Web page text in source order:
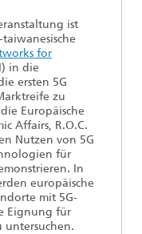
ist
for
in die
ersten 5G
zu
Europäische
Affairs, R.O.C.
Nutzen von 5G
für
In
europäische
mit 5G-
Eignung für
untersuchen.